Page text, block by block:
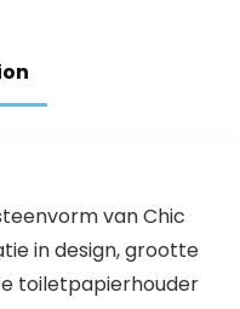
van Chic
in design, grootte
toiletpapierhouder